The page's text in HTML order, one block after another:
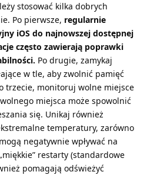
stosować kilka dobrych
Po pierwsze, regularnie
iOS do najnowszej dostępnej
często zawierają poprawki
Po drugie, zamykaj
w tle, aby zwolnić pamięć
trzecie, monitoruj wolne miejsce
miejsca może spowolnić
się. Unikaj również
temperatury, zarówno
negatywnie wpływać na
restarty (standardowe
pomagają odświeżyć